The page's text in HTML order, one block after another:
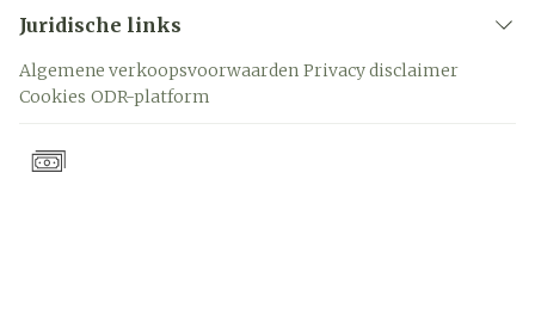
Juridische links
Algemene verkoopsvoorwaarden Privacy disclaimer
Cookies ODR-platform